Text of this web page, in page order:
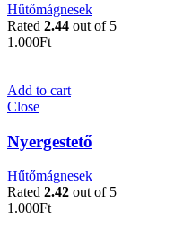
Hűtőmágnesek
Rated 2.44 out of 5
1.000Ft
Add to cart
Close
Nyergestető
Hűtőmágnesek
Rated 2.42 out of 5
1.000Ft